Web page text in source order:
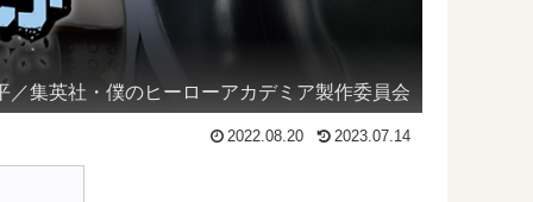
／集英社・僕のヒーローアカデミア製作委員会
2022.08.20 2023.07.14